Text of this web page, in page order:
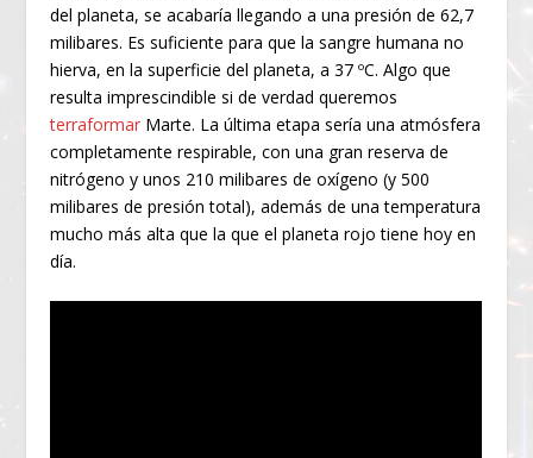
del planeta, se acabaría llegando a una presión de 62,7
milibares. Es suficiente para que la sangre humana no
hierva, en la superficie del planeta, a 37 ºC. Algo que
resulta imprescindible si de verdad queremos
terraformar Marte. La última etapa sería una atmósfera
completamente respirable, con una gran reserva de
nitrógeno y unos 210 milibares de oxígeno (y 500
milibares de presión total), además de una temperatura
mucho más alta que la que el planeta rojo tiene hoy en
día.